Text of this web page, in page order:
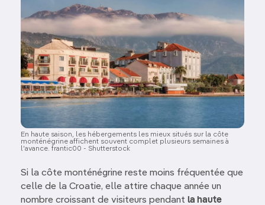
En haute saison, les hébergements les mieux situés sur la côte
monténégrine affichent souvent complet plusieurs semaines à
l'avance. frantic00 - Shutterstock
Si la côte monténégrine reste moins fréquentée que
celle de la Croatie, elle attire chaque année un
nombre croissant de visiteurs pendant la haute